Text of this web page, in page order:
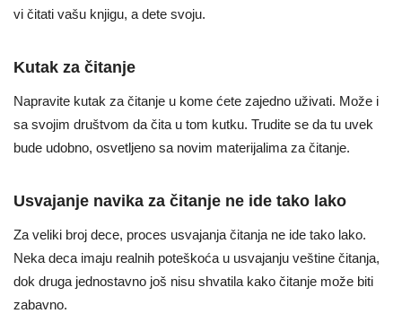
vi čitati vašu knjigu, a dete svoju.
Kutak za čitanje
Napravite kutak za čitanje u kome ćete zajedno uživati. Može i
sa svojim društvom da čita u tom kutku. Trudite se da tu uvek
bude udobno, osvetljeno sa novim materijalima za čitanje.
Usvajanje navika za čitanje ne ide tako lako
Za veliki broj dece, proces usvajanja čitanja ne ide tako lako.
Neka deca imaju realnih poteškoća u usvajanju veštine čitanja,
dok druga jednostavno još nisu shvatila kako čitanje može biti
zabavno.